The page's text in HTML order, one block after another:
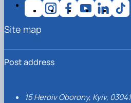
Post address
15 Heroiv Oborony, Kyiv,
Site map